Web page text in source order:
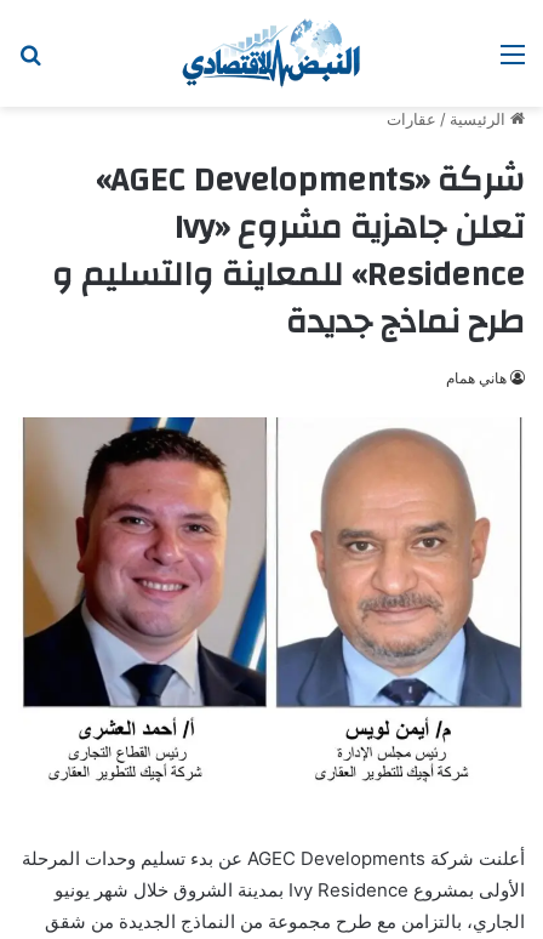
القائمة
الرئيسية / عقارات
شركة «AGEC Developments»
تعلن جاهزية مشروع «Ivy
Residence» للمعاينة والتسليم و
طرح نماذج جديدة
هاني همام
أعلنت شركة AGEC Developments عن بدء تسليم وحدات المرحلة
الأولى بمشروع Ivy Residence بمدينة الشروق خلال شهر يونيو
الجاري، بالتزامن مع طرح مجموعة من النماذج الجديدة من شقق